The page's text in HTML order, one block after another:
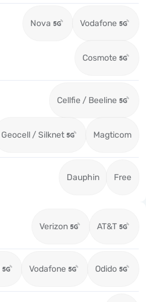
Nova Vodafone
Cosmote
Cellfie / Beeline
Geocell / Silknet Magticom
Dauphin Free
Verizon AT&T
Vodafone Odido